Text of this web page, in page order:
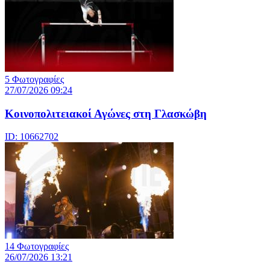
5 Φωτογραφίες
27/07/2026 09:24
Κοινοπολιτειακοί Αγώνες στη Γλασκώβη
ID: 10662702
14 Φωτογραφίες
26/07/2026 13:21